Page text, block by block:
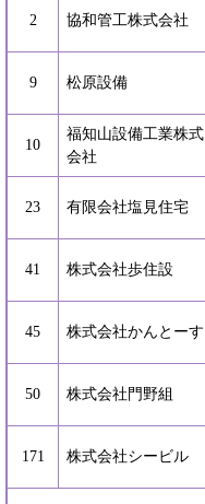
2 協和管工株式会社
9 松原設備
10
福知山設備工業株式
会社
23 有限会社塩見住宅
41 株式会社歩住設
45 株式会社かんとーす
50 株式会社門野組
171 株式会社シービル